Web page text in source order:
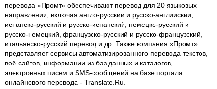
перевода «Промт» обеспечивают перевод для 20 языковых
направлений, включая англо-русский и русско-английский,
испанско-русский и русско-испанский, немецко-русский и
русско-немецкий, французско-русский и русско-французский,
итальянско-русский перевод и др. Также компания «Промт»
представляет сервисы автоматизированного перевода текстов,
веб-сайтов, информации из баз данных и каталогов,
электронных писем и SMS-сообщений на базе портала
онлайнового перевода - Translate.Ru.